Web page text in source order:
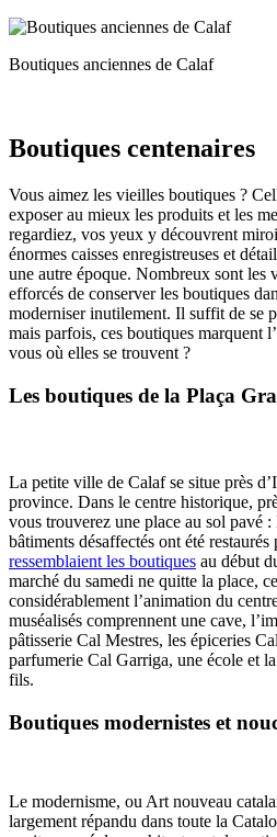
Boutiques anciennes de Calaf
Boutiques centenaires
Vous aimez les vieilles boutiques ?
exposer au mieux les produits et les
regardiez, vos yeux y découvrent
énormes caisses enregistreuses et
une autre époque. Nombreux sont les
efforcés de conserver les boutiques
moderniser inutilement. Il suffit de se
mais parfois, ces boutiques marquent
vous où elles se trouvent ?
Les boutiques de la Plaça
La petite ville de Calaf se situe près
province. Dans le centre historique,
vous trouverez une place au sol pavé
bâtiments désaffectés ont été
ressemblaient les boutiques au début
marché du samedi ne quitte la place,
considérablement l’animation du
muséalisés comprennent une cave,
pâtisserie Cal Mestres, les épiceries
parfumerie Cal Garriga, une école et
fils.
Boutiques modernistes et
Le modernisme, ou Art nouveau
largement répandu dans toute la